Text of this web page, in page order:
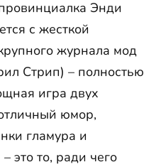
Энди
с жесткой
журнала мод
Стрип) – полностью
игра двух
юмор,
гламура и
это то, ради чего